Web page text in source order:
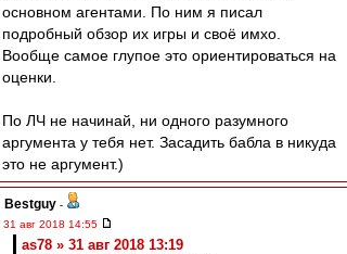
основном агентами. По ним я писал
подробный обзор их игры и своё имхо.
Вообще самое глупое это ориентироваться на
оценки.
По ЛЧ не начинай, ни одного разумного
аргумента у тебя нет. Засадить бабла в никуда
это не аргумент.)
Bestguy -
31 авг 2018 14:55
as78 » 31 авг 2018 13:19